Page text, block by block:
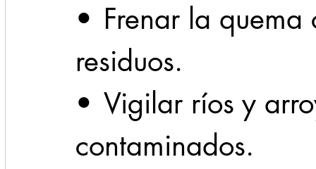
•	Frenar la quema clandestina de
residuos.
•	Vigilar ríos y arroyos para que no sean
contaminados.